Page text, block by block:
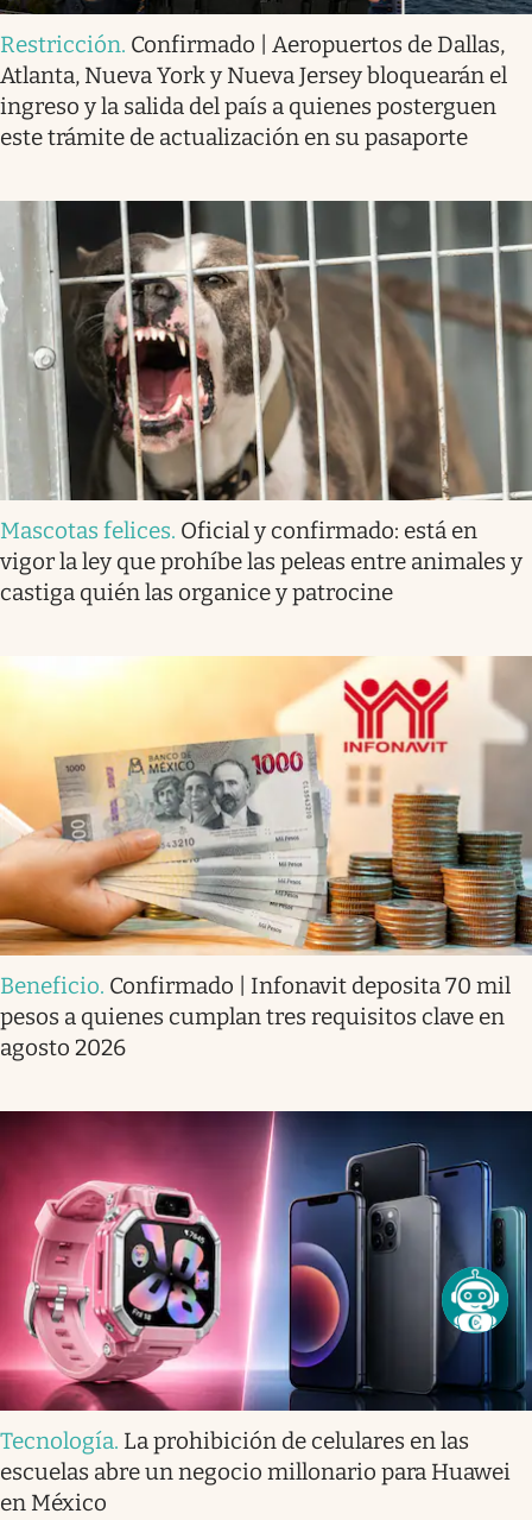
Restricción. Confirmado | Aeropuertos de Dallas,
Atlanta, Nueva York y Nueva Jersey bloquearán el
ingreso y la salida del país a quienes posterguen
este trámite de actualización en su pasaporte
Mascotas felices. Oficial y confirmado: está en
vigor la ley que prohíbe las peleas entre animales y
castiga quién las organice y patrocine
Beneficio. Confirmado | Infonavit deposita 70 mil
pesos a quienes cumplan tres requisitos clave en
agosto 2026
Tecnología. La prohibición de celulares en las
escuelas abre un negocio millonario para Huawei
en México